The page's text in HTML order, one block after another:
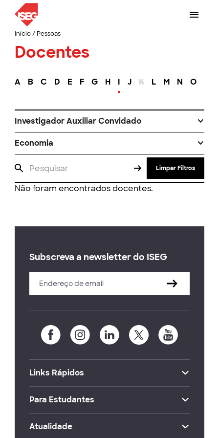
Início/ Pessoas
Docentes
A B C D E F G H I J K L M N O
Investigador Auxiliar Convidado
Economia
Limpar Filtros
Não foram encontrados docentes.
Subscreva a newsletter do ISEG
Links Rápidos
Para Estudantes
Atualidade